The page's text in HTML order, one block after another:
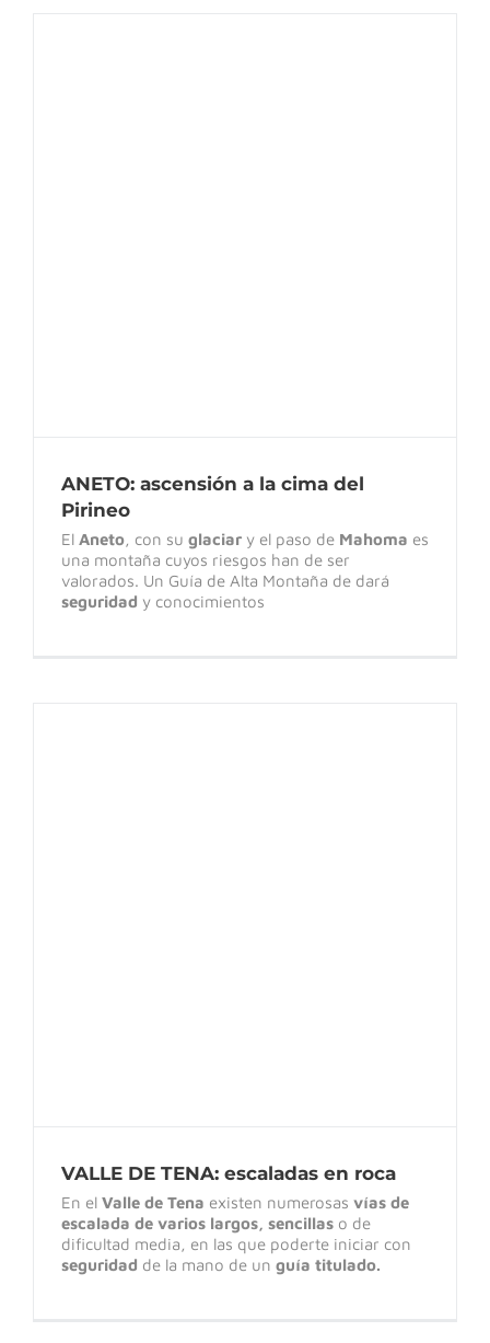
ANETO: ascensión a la cima del
Pirineo
El Aneto, con su glaciar y el paso de Mahoma es
una montaña cuyos riesgos han de ser
valorados. Un Guía de Alta Montaña de dará
seguridad y conocimientos
VALLE DE TENA: escaladas en roca
En el Valle de Tena existen numerosas vías de
escalada de varios largos, sencillas o de
dificultad media, en las que poderte iniciar con
seguridad de la mano de un guía titulado.